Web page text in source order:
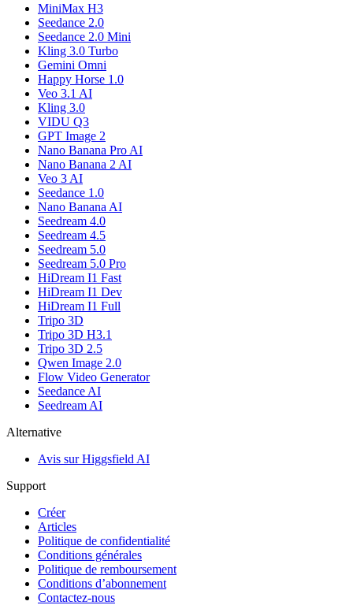
MiniMax H3
Seedance 2.0
Seedance 2.0 Mini
Kling 3.0 Turbo
Gemini Omni
Happy Horse 1.0
Veo 3.1 AI
Kling 3.0
VIDU Q3
GPT Image 2
Nano Banana Pro AI
Nano Banana 2 AI
Veo 3 AI
Seedance 1.0
Nano Banana AI
Seedream 4.0
Seedream 4.5
Seedream 5.0
Seedream 5.0 Pro
HiDream I1 Fast
HiDream I1 Dev
HiDream I1 Full
Tripo 3D
Tripo 3D H3.1
Tripo 3D 2.5
Qwen Image 2.0
Flow Video Generator
Seedance AI
Seedream AI
Alternative
Avis sur Higgsfield AI
Support
Créer
Articles
Politique de confidentialité
Conditions générales
Politique de remboursement
Conditions d’abonnement
Contactez-nous